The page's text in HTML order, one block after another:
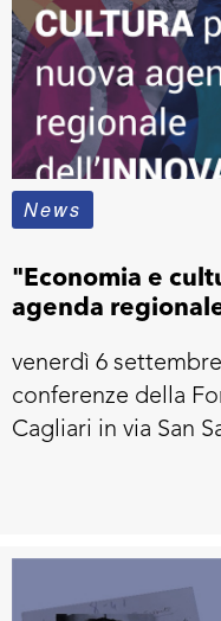
News
"Economia e
agenda
venerdì 6
conferenze della
Cagliari in via San